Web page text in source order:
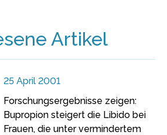
Artikel
25 April 2001
Forschungsergebnisse zeigen:
Bupropion steigert die Libido bei
Frauen, die unter vermindertem